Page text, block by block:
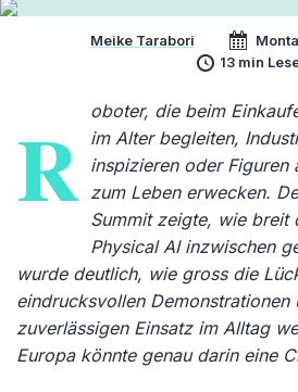
Meike Tarabori
13 min
R oboter, die beim
im Alter begleiten,
inspizieren oder Figuren
zum Leben erwecken.
Summit zeigte, wie breit
Physical AI inzwischen
wurde deutlich, wie gross die
eindrucksvollen Demonstrationen
zuverlässigen Einsatz im Alltag
Europa könnte genau darin eine